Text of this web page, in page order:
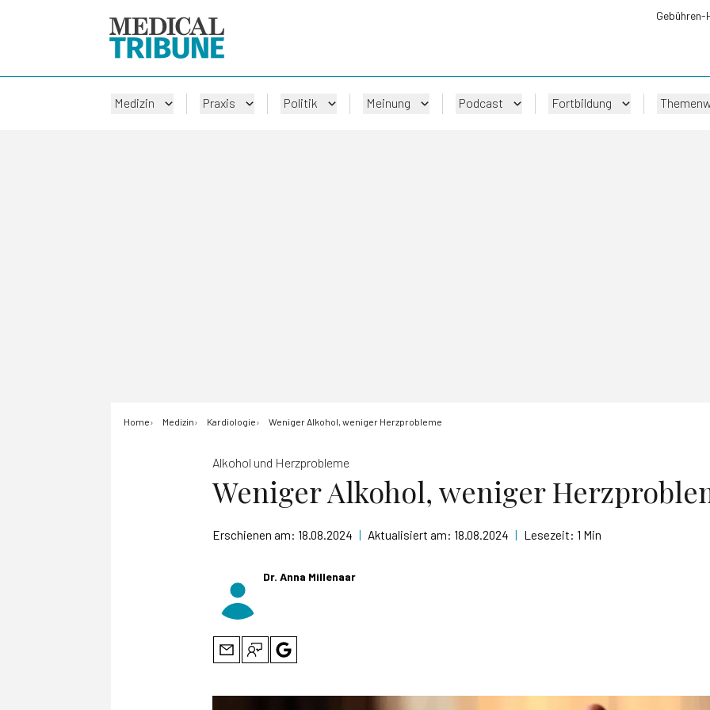
Gebühren-
Medizin Praxis Politik Meinung Podcast Fortbildung
Home Medizin Kardiologie Weniger Alkohol, weniger Herzprobleme
Alkohol und Herzprobleme
Weniger Alkohol, weniger
Erschienen am: 18.08.2024 | Aktualisiert am: 18.08.2024 | Lesezeit: 1 Min
Dr. Anna Millenaar